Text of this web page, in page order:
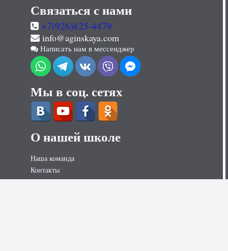
Связаться с нами
+7(926)825-4479
info@aginskaya.com
Написать нам в мессенджер
Мы в соц. сетях
О нашей школе
Наша команда
Контакты
Контакты для СМИ